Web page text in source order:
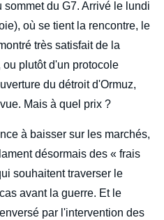
du G7. Arrivé le lundi
où se tient la rencontre, le
très satisfait de la
plutôt d'un protocole
du détroit d'Ormuz,
Mais à quel prix ?
à baisser sur les marchés,
désormais des « frais
souhaitent traverser le
avant la guerre. Et le
par l'intervention des